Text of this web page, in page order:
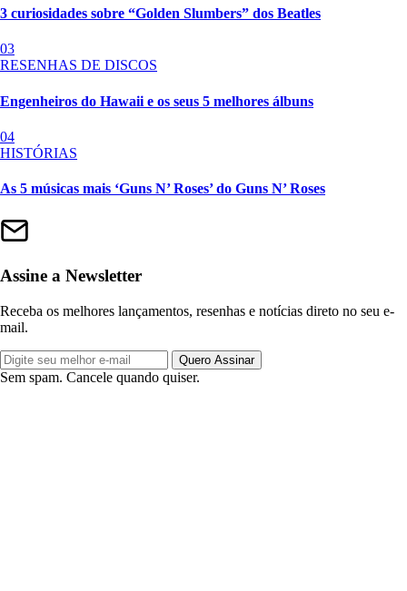
3 curiosidades sobre “Golden Slumbers” dos Beatles
03
RESENHAS DE DISCOS
Engenheiros do Hawaii e os seus 5 melhores álbuns
04
HISTÓRIAS
As 5 músicas mais ‘Guns N’ Roses’ do Guns N’ Roses
Assine a Newsletter
Receba os melhores lançamentos, resenhas e notícias direto no seu e-
mail.
Quero Assinar
Sem spam. Cancele quando quiser.